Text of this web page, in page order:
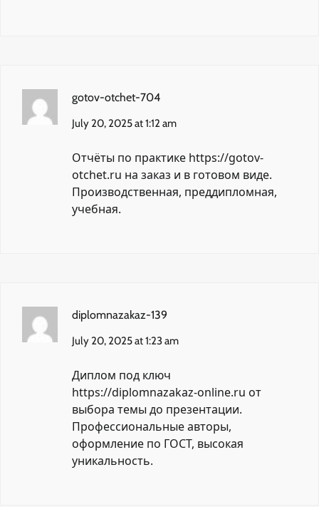
gotov-otchet-704
July 20, 2025 at 1:12 am
Отчёты по практике https://gotov-
otchet.ru на заказ и в готовом виде.
Производственная, преддипломная,
учебная.
diplomnazakaz-139
July 20, 2025 at 1:23 am
Диплом под ключ
https://diplomnazakaz-online.ru от
выбора темы до презентации.
Профессиональные авторы,
оформление по ГОСТ, высокая
уникальность.